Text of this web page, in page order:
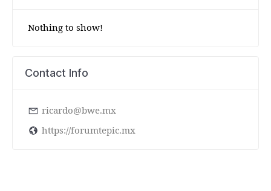
Nothing to show!
Contact Info
ricardo@bwe.mx
https://forumtepic.mx